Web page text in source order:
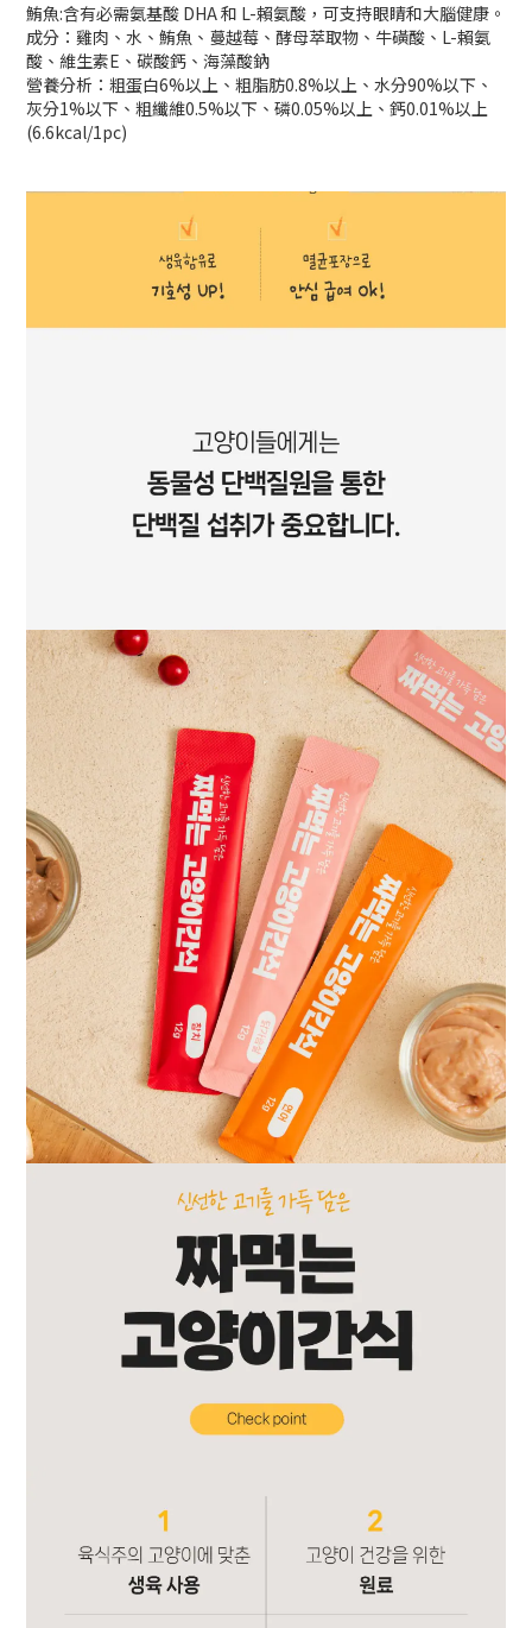
鮪魚:含有必需氨基酸 DHA 和 L-賴氨酸，可支持眼睛和大腦健康。
成分：雞肉、水、鮪魚、蔓越莓、酵母萃取物、牛磺酸、L-賴氨
酸、維生素E、碳酸鈣、海藻酸鈉
營養分析：粗蛋白6%以上、粗脂肪0.8%以上、水分90%以下、
灰分1%以下、粗纖維0.5%以下、磷0.05%以上、鈣0.01%以上
(6.6kcal/1pc)